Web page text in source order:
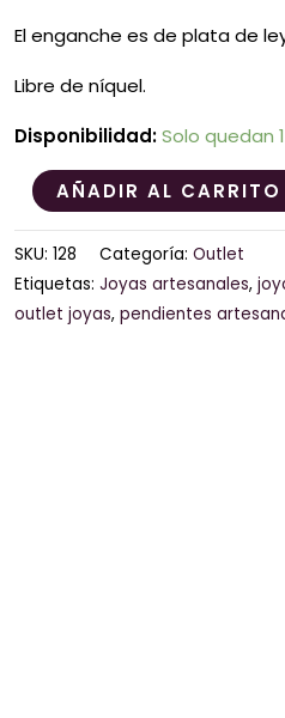
El enganche es de plata de
Libre de níquel.
Disponibilidad:Solo quedan
AÑADIR AL CARRITO
SKU:128 Categoría:Outlet
Etiquetas:Joyas artesanales,
outlet joyas,pendientes